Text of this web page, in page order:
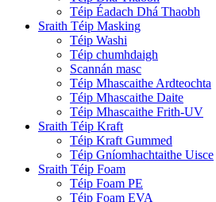
Téip Éadach Dhá Thaobh
Sraith Téip Masking
Téip Washi
Téip chumhdaigh
Scannán masc
Téip Mhascaithe Ardteochta
Téip Mhascaithe Daite
Téip Mhascaithe Frith-UV
Sraith Téip Kraft
Téip Kraft Gummed
Téip Gníomhachtaithe Uisce
Sraith Téip Foam
Téip Foam PE
Téip Foam EVA